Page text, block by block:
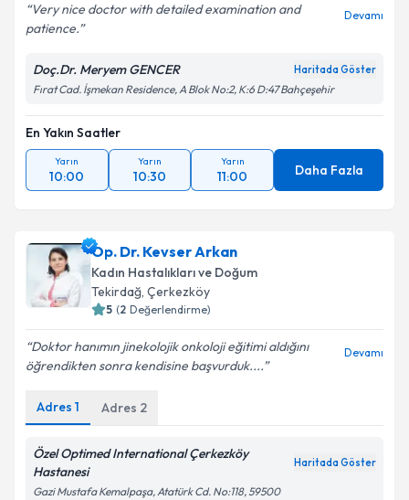
Very nice doctor with detailed examination and
patience.
Devamı
Doç.Dr. Meryem GENCER Haritada Göster
Fırat Cad. İşmekan Residence, A Blok No:2, K:6 D:47 Bahçeşehir
En Yakın Saatler
Yarın
10:00
Yarın
10:30
Yarın
11:00 Daha Fazla
Op. Dr. Kevser Arkan
Kadın Hastalıkları ve Doğum
Tekirdağ, Çerkezköy
5 (2 Değerlendirme)
Doktor hanımın jinekolojik onkoloji eğitimi aldığını
öğrendikten sonra kendisine başvurduk....
Devamı
Adres 1 Adres 2
Özel Optimed International Çerkezköy
Hastanesi
Haritada Göster
Gazi Mustafa Kemalpaşa, Atatürk Cd. No:118, 59500